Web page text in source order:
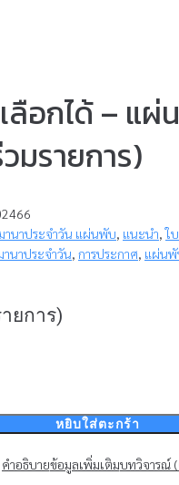
อกได้ – แผ่
มรายการ)
านาประจำวัน แผ่นพับ, แนะนำ,ใ
านาประจำวัน, การประกาศ, แผ่น
ยการ)
หยิบใส่ตะกร้า
คำอธิบายข้อมูลเพิ่มเติมบทวิจารณ์